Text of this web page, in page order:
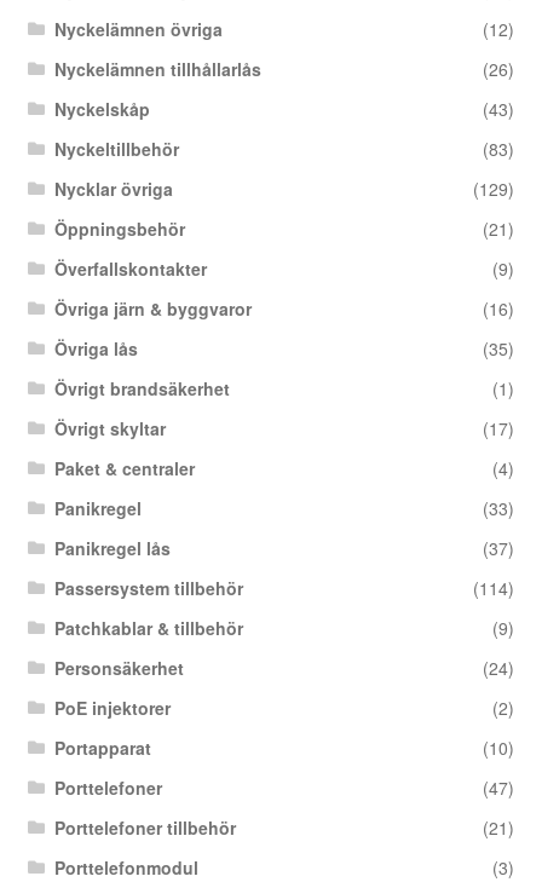
Nyckelämnen övriga
(12)
Nyckelämnen tillhållarlås
(26)
Nyckelskåp
(43)
Nyckeltillbehör
(83)
Nycklar övriga
(129)
Öppningsbehör
(21)
Överfallskontakter
(9)
Övriga järn & byggvaror
(16)
Övriga lås
(35)
Övrigt brandsäkerhet
(1)
Övrigt skyltar
(17)
Paket & centraler
(4)
Panikregel
(33)
Panikregel lås
(37)
Passersystem tillbehör
(114)
Patchkablar & tillbehör
(9)
Personsäkerhet
(24)
PoE injektorer
(2)
Portapparat
(10)
Porttelefoner
(47)
Porttelefoner tillbehör
(21)
Porttelefonmodul
(3)